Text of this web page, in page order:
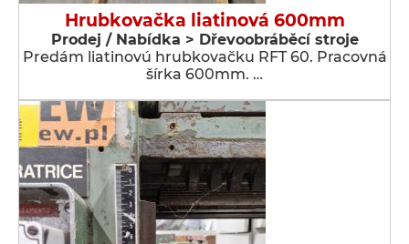
Hrubkovačka liatinová 600mm
Prodej / Nabídka > Dřevoobráběcí stroje
Predám liatinovú hrubkovačku RFT 60. Pracovná
šírka 600mm. …